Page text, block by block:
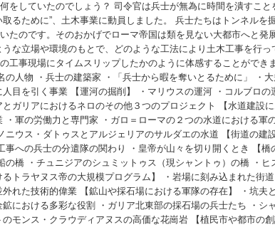
をしていたのでしょう？ 司令官は兵士が無為に時間を潰すこと
るために”、土木事業に動員しました。 兵士たちはトンネルを
たのです。そのおかげでローマ帝国は類を見ない大都市へと発
な立場や環境のもとで、どのような工法により土木工事を行っ
工事現場にタイムスリップしたかのように体感することができま
人物 ・兵士の建築家 ・「兵士から暇を奪いとるために」 ・
目を引く事業 【運河の掘削】 ・マリウスの運河 ・コルブロの
ガリアにおけるネロのその他３つのプロジェクト 【水道建設
軍の労働力と専門家 ・ガロ＝ローマの２つの水道における軍
ニウス・ダトゥスとアルジェリアのサルダエの水道 【街道の建
への兵士の分遣隊の関わり ・皇帝が山々を切り開くとき 【橋
橋 ・チュニジアのシュミットゥス（現シャントゥ）の橋 ・ヒ
トラヤヌス帝の大規模プログラム】 ・岩場に刻み込まれた街道
れた技術的偉業 【鉱山や採石場における軍隊の存在】 ・坑夫
における多彩な役割 ・ガリア北東部の採石場の兵士たち ・シ
モンス・クラウディアヌスの高価な花崗岩 【植民市や都市の創